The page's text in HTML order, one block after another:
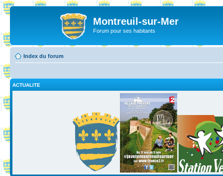
Montreuil-sur-Mer
Forum pour ses habitants
Index du forum
ACTUALITE